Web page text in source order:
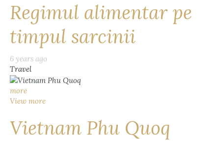
Regimul alimentar pe
timpul sarcinii
6 years ago
Travel
more
View more
Vietnam Phu Quoq